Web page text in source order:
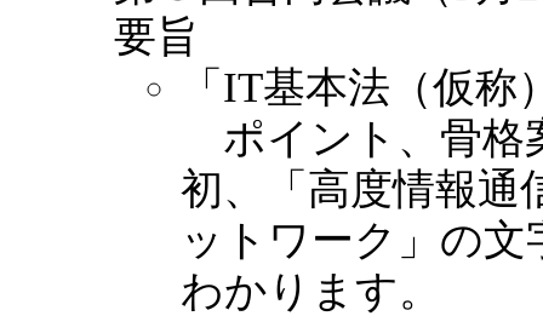
要旨
「IT基本法（仮称
ポイント、骨格
初、「高度情報通
ットワーク」の
わかります。